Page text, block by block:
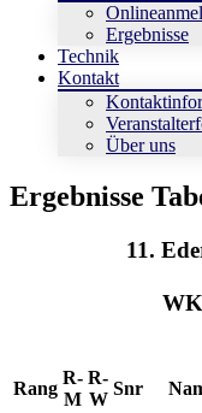
Ergebnisse
Technik
Kontakt
Über uns
Ergebnisse
11.
Rang
R-
M
R-
W
Snr